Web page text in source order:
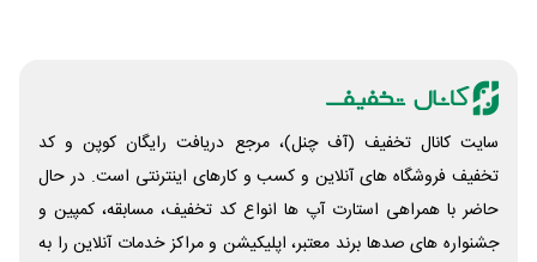
سایت کانال تخفیف (آف چنل)، مرجع دریافت رایگان کوپن و کد
تخفیف فروشگاه های آنلاین و کسب و‌ کارهای اینترنتی است. در حال
حاضر با همراهی استارت آپ ها انواع کد تخفیف، مسابقه، کمپین و
جشنواره های صدها برند معتبر، اپلیکیشن و مراکز خدمات آنلاین را به